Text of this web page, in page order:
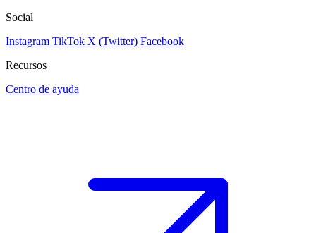
Social
Instagram TikTok X (Twitter) Facebook
Recursos
Centro de ayuda